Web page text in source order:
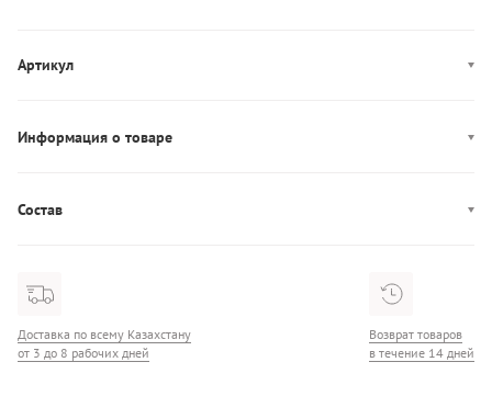
Артикул
Информация о товаре
Состав
Доставка по всему Казахстану
от 3 до 8 рабочих дней
Возврат товаров
в течение 14 дней